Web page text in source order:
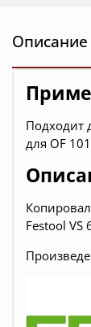
Описание
Подходит
для OF
Festool VS